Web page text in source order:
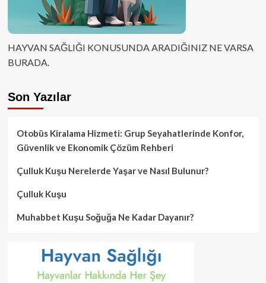
HAYVAN SAĞLIĞI KONUSUNDA ARADIĞINIZ NE VARSA
BURADA.
Son Yazılar
Otobüs Kiralama Hizmeti: Grup Seyahatlerinde Konfor,
Güvenlik ve Ekonomik Çözüm Rehberi
Çulluk Kuşu Nerelerde Yaşar ve Nasıl Bulunur?
Çulluk Kuşu
Muhabbet Kuşu Soğuğa Ne Kadar Dayanır?